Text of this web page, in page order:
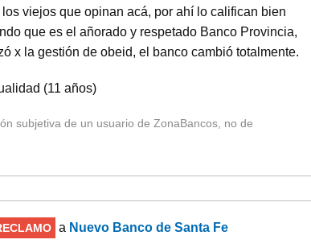
viejos que opinan acá, por ahí lo califican bien
que es el añorado y respetado Banco Provincia,
x la gestión de obeid, el banco cambió totalmente.
(11 años)
subjetiva de un usuario de ZonaBancos, no de
a Nuevo Banco de Santa Fe